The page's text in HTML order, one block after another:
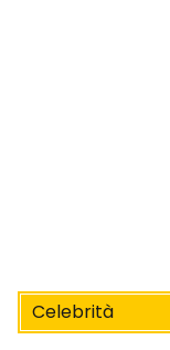
Celebrità